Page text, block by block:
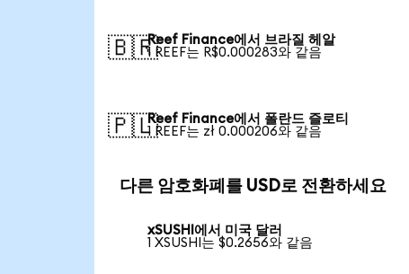
🇧🇷Reef Finance에서 브라질 헤알
1 REEF는 R$0.000283와 같음
🇵🇱Reef Finance에서 폴란드 즐로티
1 REEF는 zł 0.000206와 같음
다른 암호화폐를 USD로 전환하세요
xSUSHI에서 미국 달러
1 XSUSHI는 $0.2656와 같음